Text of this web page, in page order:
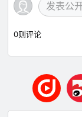
0则评论